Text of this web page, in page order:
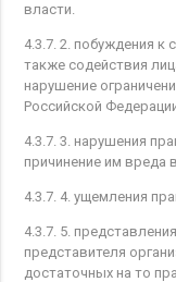
власти.
4.3.7. 2. побуждения
также содействия
нарушение
Российской
4.3.7. 3. нарушения
причинение им
4.3.7. 4. ущемления
4.3.7. 5.
представителя
достаточных на то